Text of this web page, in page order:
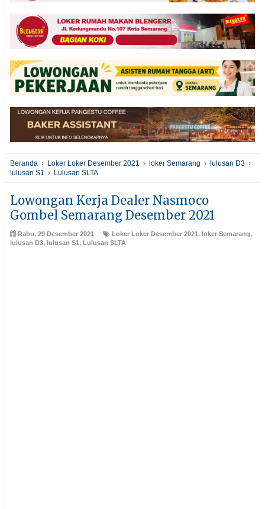
Beranda › Loker Loker Desember 2021 › loker Semarang › lulusan D3 ›
lulusan S1 › Lulusan SLTA
Lowongan Kerja Dealer Nasmoco
Gombel Semarang Desember 2021
Rabu, 29 Desember 2021 Loker Loker Desember 2021 , loker Semarang,
lulusan D3, lulusan S1 , Lulusan SLTA